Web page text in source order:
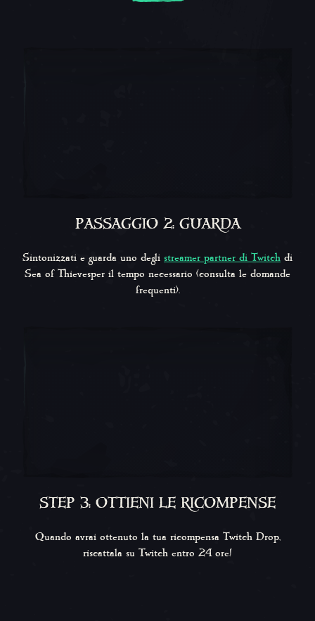
PASSAGGIO 2: GUARDA
Sintonizzati e guarda uno degli streamer partner di Twitch di
Sea of Thievesper il tempo necessario (consulta le domande
frequenti).
STEP 3: OTTIENI LE RICOMPENSE
Quando avrai ottenuto la tua ricompensa Twitch Drop,
riscattala su Twitch entro 24 ore!